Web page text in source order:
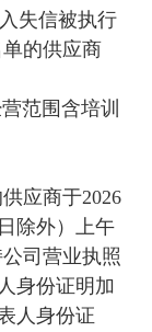
失信被执行
的供应商
范围含培训
应商于2026
除外）上午
司营业执照
身份证明加
人身份证